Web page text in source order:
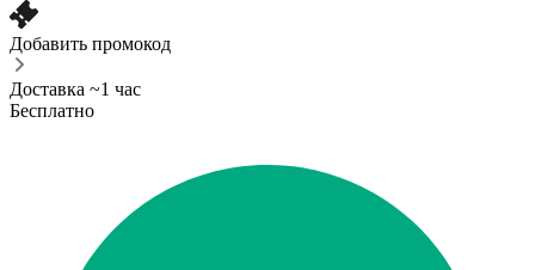
Добавить промокод
Доставка ~1 час
Бесплатно